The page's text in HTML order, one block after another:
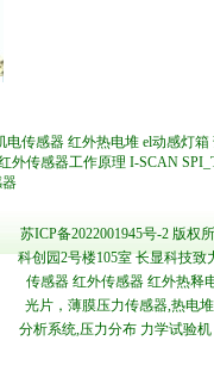
电传感器 红外热电堆 el动感灯箱
外传感器工作原理 I-SCAN
苏ICP备2022001945号-2 版权
科创园2号楼105室 长显科技
传感器 红外传感器 红外热释
光片，薄膜压力传感器,热电
分析系统,压力分布 力学试验